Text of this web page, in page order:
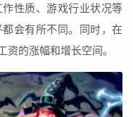
性质、游戏行业状况等
会有所不同。同时，在
的涨幅和增长空间。